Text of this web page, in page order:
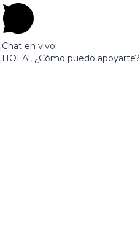
¡Chat en vivo!
¡HOLA!, ¿Cómo puedo apoyarte?